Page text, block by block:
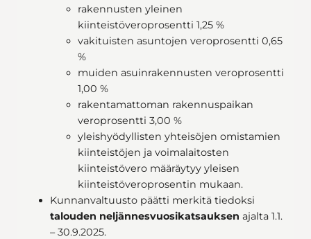
rakennusten yleinen
kiinteistöveroprosentti 1,25 %
vakituisten asuntojen veroprosentti 0,65
%
muiden asuinrakennusten veroprosentti
1,00 %
rakentamattoman rakennuspaikan
veroprosentti 3,00 %
yleishyödyllisten yhteisöjen omistamien
kiinteistöjen ja voimalaitosten
kiinteistövero määräytyy yleisen
kiinteistöveroprosentin mukaan.
Kunnanvaltuusto päätti merkitä tiedoksi
talouden neljännesvuosikatsauksen ajalta 1.1.
– 30.9.2025.